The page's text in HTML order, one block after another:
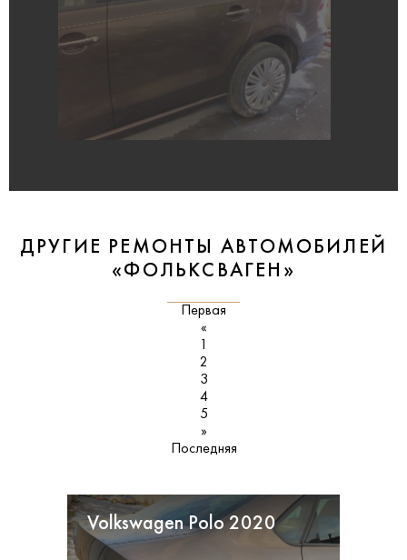
ДРУГИЕ РЕМОНТЫ АВТОМОБИЛЕЙ
«ФОЛЬКСВАГЕН»
Первая
«
2
3
4
5
»
Последняя
Volkswagen Polo 2020